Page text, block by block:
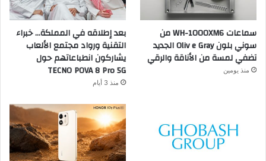
سماعات WH-1000XM6 من
سوني بلون Oliv e Gray الجديد
تضفي لمسة من الأناقة والرقي
منذ يومين
بعد إطلاقه في المملكة… خبراء
التقنية ورواد مجتمع الألعاب
يشاركون انطباعاتهم حول
TECNO POVA 8 Pro 5G
منذ 3 أيام